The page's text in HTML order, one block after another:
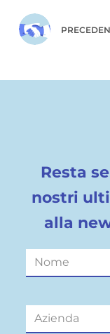
Resta
nostri
alla